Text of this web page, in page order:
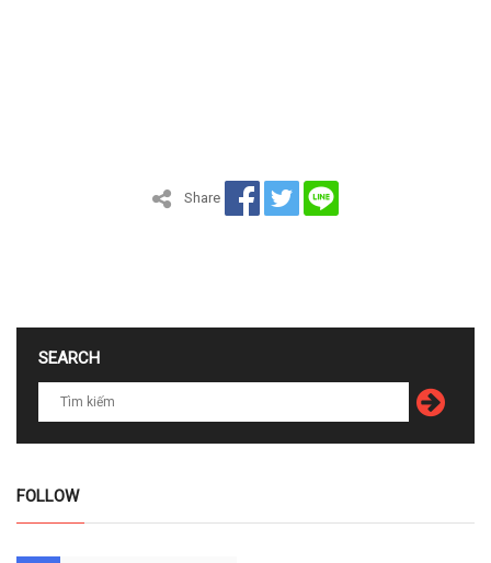
Share
SEARCH
FOLLOW